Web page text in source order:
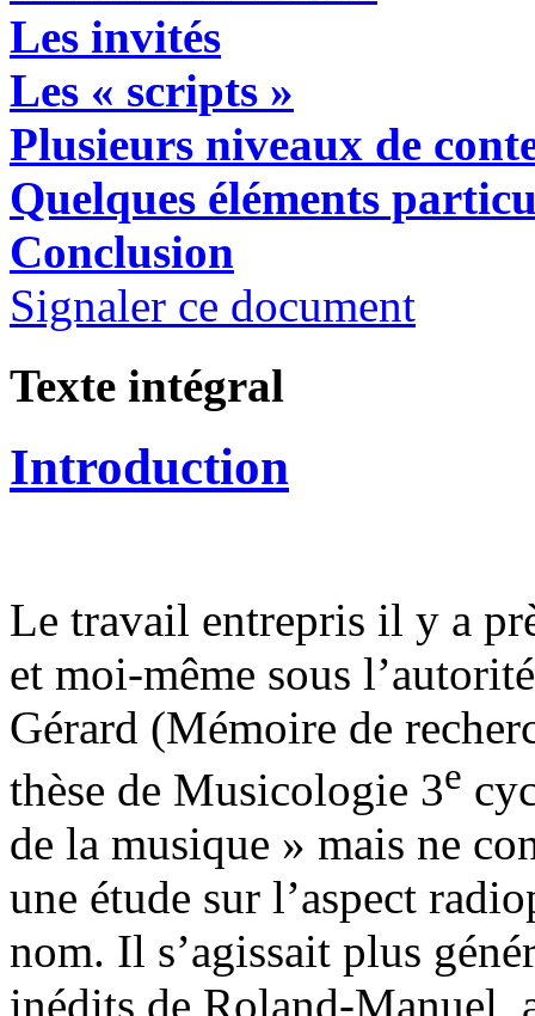
Les invités
Les « scripts »
Plusieurs niveaux de
Quelques éléments
Conclusion
Signaler ce document
Texte intégral
Introduction
Le travail entrepris il y a
et moi-même sous
Gérard (Mémoire de
thèse de Musicologie 3e
de la musique » mais ne
une étude sur l’aspect
nom. Il s’agissait plus
inédits de Roland-Manuel,